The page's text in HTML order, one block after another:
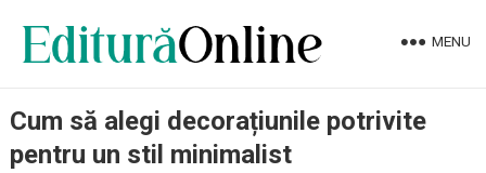
MENU
Cum să alegi decorațiunile potrivite
pentru un stil minimalist